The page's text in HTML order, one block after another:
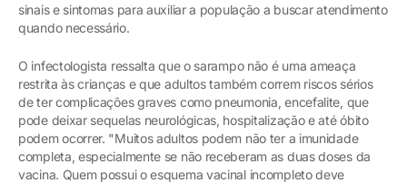
sinais e sintomas para auxiliar a população a buscar atendimento
quando necessário.
O infectologista ressalta que o sarampo não é uma ameaça
restrita às crianças e que adultos também correm riscos sérios
de ter complicações graves como pneumonia, encefalite, que
pode deixar sequelas neurológicas, hospitalização e até óbito
podem ocorrer. "Muitos adultos podem não ter a imunidade
completa, especialmente se não receberam as duas doses da
vacina. Quem possui o esquema vacinal incompleto deve